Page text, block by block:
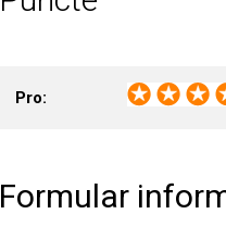
Pro:
Formular